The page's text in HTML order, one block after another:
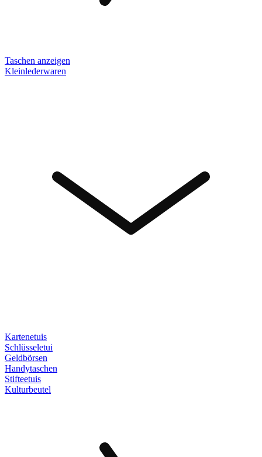
Taschen anzeigen
Kleinlederwaren
Kartenetuis
Schlüsseletui
Geldbörsen
Handytaschen
Stifteetuis
Kulturbeutel